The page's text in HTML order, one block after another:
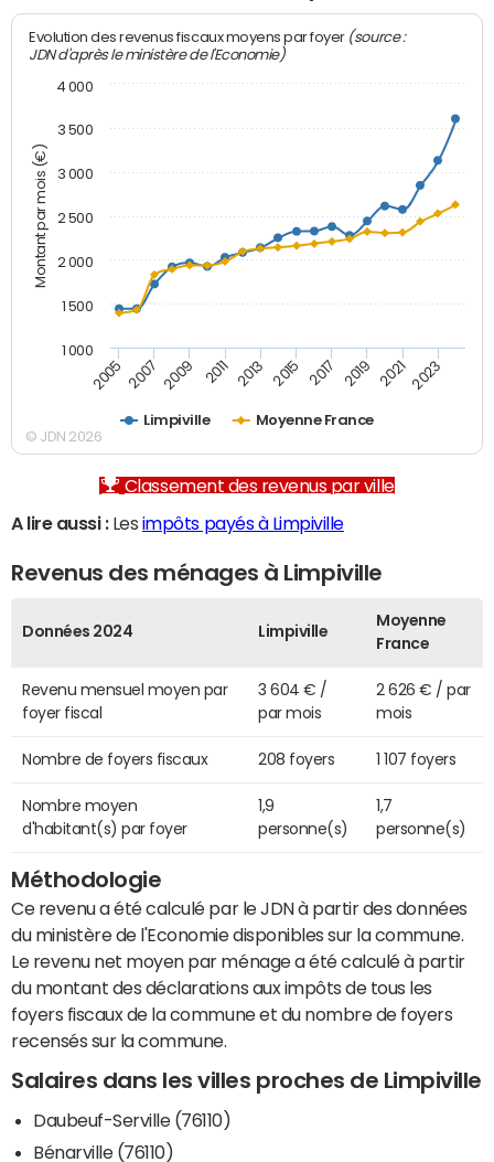
Montant par mois (€)
Evolution des revenus fiscaux moyens par foyer (source :
JDN d'après le ministère de l'Economie)
Limpiville Moyenne France
2005 2007 2009 2011 2013 2015 2017 2019 2021 2023
1 000
1 500
2 000
2 500
3 000
3 500
4 000
© JDN 2026
Classement des revenus par ville
A lire aussi :Les impôts payés à Limpiville
Revenus des ménages à Limpiville
Données 2024 Limpiville
Moyenne
France
Revenu mensuel moyen par
foyer fiscal
3 604 € /
par mois
2 626 € / par
mois
Nombre de foyers fiscaux 208 foyers 1 107 foyers
Nombre moyen
d'habitant(s) par foyer
1,9
personne(s)
1,7
personne(s)
Méthodologie
Ce revenu a été calculé par le JDN à partir des données
du ministère de l'Economie disponibles sur la commune.
Le revenu net moyen par ménage a été calculé à partir
du montant des déclarations aux impôts de tous les
foyers fiscaux de la commune et du nombre de foyers
recensés sur la commune.
Salaires dans les villes proches de Limpiville
Daubeuf-Serville (76110)
Bénarville (76110)